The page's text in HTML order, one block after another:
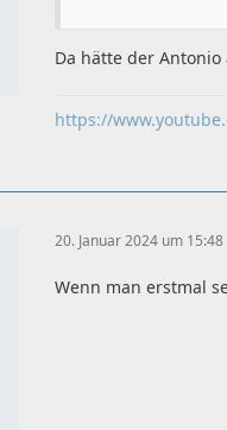
Da hätte der
https://
20. Januar 2024 um 15:48
Wenn man erstmal